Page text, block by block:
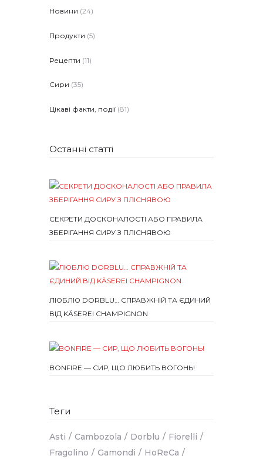
Новини (24)
Продукти (5)
Рецепти (11)
Сири (35)
Цікаві факти, події (81)
Останні статті
СЕКРЕТИ ДОСКОНАЛОСТІ АБО ПРАВИЛА
ЗБЕРІГАННЯ СИРУ З ПЛІСНЯВОЮ
ЛЮБЛЮ DORBLU… СПРАВЖНІЙ ТА ЄДИНИЙ
ВІД KÄSEREI CHAMPIGNON
BONFIRE — СИР, ЩО ЛЮБИТЬ ВОГОНЬ!
Теги
Asti Cambozola Dorblu
Fiorelli
Fragolino
Gamondi
HoReCa